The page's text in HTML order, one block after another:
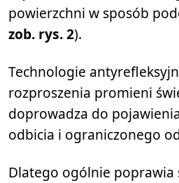
powierzchni w sposób
zob. rys. 2).
Technologie
rozproszenia promieni
doprowadza do
odbicia i ograniczonego
Dlatego ogólnie poprawia